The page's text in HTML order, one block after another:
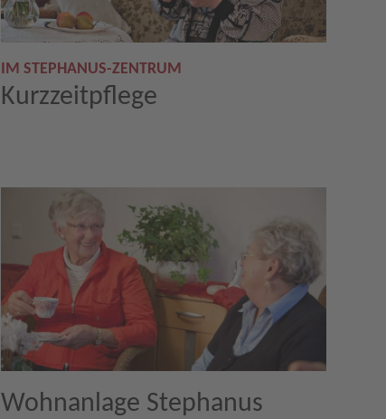
IM STEPHANUS-ZENTRUM
Kurzzeitpflege
Wohnanlage Stephanus